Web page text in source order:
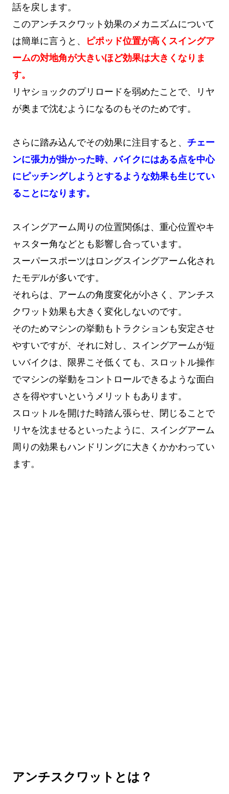
話を戻します。
このアンチスクワット効果のメカニズムについて
は簡単に言うと、
ピポッド位置が高くスイングア
ームの対地角が大きいほど効果は大きくなりま
す。
リヤショックのプリロードを弱めたことで、リヤ
が奥まで沈むようになるのもそのためです。
さらに踏み込んでその効果に注目すると、 チェー
ンに張力が掛かった時、バイクにはある点を中心
にピッチングしようとするような効果も生じてい
ることになります。
スイングアーム周りの位置関係は、重心位置やキ
ャスター角などとも影響し合っています。
スーパースポーツはロングスイングアーム化され
たモデルが多いです。
それらは、アームの角度変化が小さく、アンチス
クワット効果も大きく変化しないのです。
そのためマシンの挙動もトラクションも安定させ
やすいですが、それに対し、スイングアームが短
いバイクは、限界こそ低くても、スロットル操作
でマシンの挙動をコントロールできるような面白
さを得やすいというメリットもあります。
スロットルを開けた時踏ん張らせ、閉じることで
リヤを沈ませるといったように、スイングアーム
周りの効果もハンドリングに大きくかかわってい
ます。
アンチスクワットとは？